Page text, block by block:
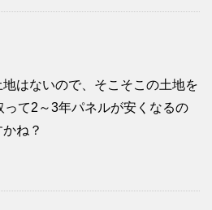
はないので、そこそこの土地を
て2～3年パネルが安くなるの
ね？